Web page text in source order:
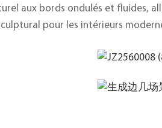
aux bords ondulés et fluides,
pour les intérieurs